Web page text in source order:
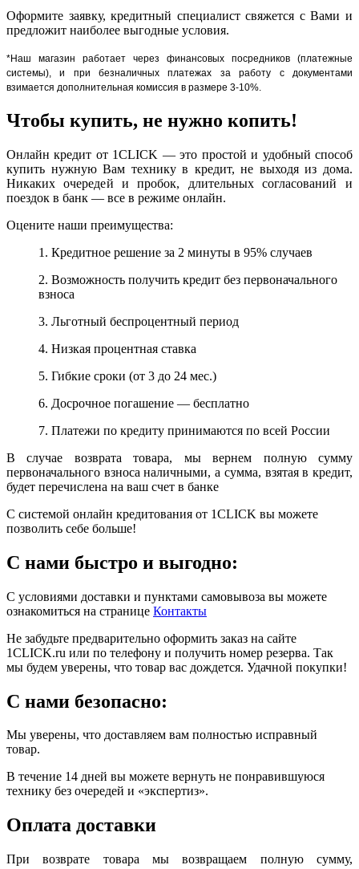
Оформите заявку, кредитный специалист свяжется с Вами и
предложит наиболее выгодные условия.
*Наш магазин работает через финансовых посредников (платежные
системы), и при безналичных платежах за работу с документами
взимается дополнительная комиссия в размере 3-10%.
Чтобы купить, не нужно копить!
Онлайн кредит от 1CLICK — это простой и удобный способ
купить нужную Вам технику в кредит, не выходя из дома.
Никаких очередей и пробок, длительных согласований и
поездок в банк — все в режиме онлайн.
Оцените наши преимущества:
1. Кредитное решение за 2 минуты в 95% случаев
2. Возможность получить кредит без первоначального
взноса
3. Льготный беспроцентный период
4. Низкая процентная ставка
5. Гибкие сроки (от 3 до 24 мес.)
6. Досрочное погашение — бесплатно
7. Платежи по кредиту принимаются по всей России
В случае возврата товара, мы вернем полную сумму
первоначального взноса наличными, а сумма, взятая в кредит,
будет перечислена на ваш счет в банке
С системой онлайн кредитования от 1CLICK вы можете
позволить себе больше!
С нами быстро и выгодно:
С условиями доставки и пунктами самовывоза вы можете
ознакомиться на странице Контакты
Не забудьте предварительно оформить заказ на сайте
1CLICK.ru или по телефону и получить номер резерва. Так
мы будем уверены, что товар вас дождется. Удачной покупки!
С нами безопасно:
Мы уверены, что доставляем вам полностью исправный
товар.
В течение 14 дней вы можете вернуть не понравившуюся
технику без очередей и «экспертиз».
Оплата доставки
При возврате товара мы возвращаем полную сумму,